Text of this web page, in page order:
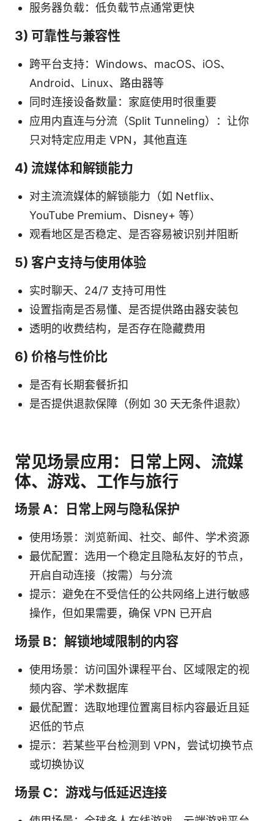
服务器负载：低负载节点通常更快
3) 可靠性与兼容性
跨平台支持：Windows、macOS、iOS、
Android、Linux、路由器等
同时连接设备数量：家庭使用时很重要
应用内直连与分流（Split Tunneling）：让你
只对特定应用走 VPN，其他直连
4) 流媒体和解锁能力
对主流流媒体的解锁能力（如 Netflix、
YouTube Premium、Disney+ 等）
观看地区是否稳定、是否容易被识别并阻断
5) 客户支持与使用体验
实时聊天、24/7 支持可用性
设置指南是否易懂、是否提供路由器安装包
透明的收费结构，是否存在隐藏费用
6) 价格与性价比
是否有长期套餐折扣
是否提供退款保障（例如 30 天无条件退款）
常见场景应用：日常上网、流媒
体、游戏、工作与旅行
场景 A：日常上网与隐私保护
使用场景：浏览新闻、社交、邮件、学术资源
最优配置：选用一个稳定且隐私友好的节点，
开启自动连接（按需）与分流
提示：避免在不受信任的公共网络上进行敏感
操作，但如果需要，确保 VPN 已开启
场景 B：解锁地域限制的内容
使用场景：访问国外课程平台、区域限定的视
频内容、学术数据库
最优配置：选取地理位置离目标内容最近且延
迟低的节点
提示：若某些平台检测到 VPN，尝试切换节点
或切换协议
场景 C：游戏与低延迟连接